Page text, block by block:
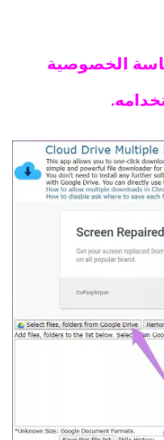
الخصوصية